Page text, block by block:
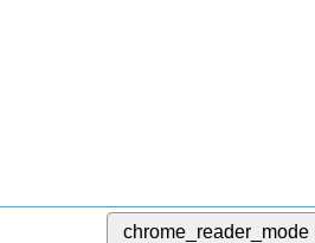
chrome_reader_mode